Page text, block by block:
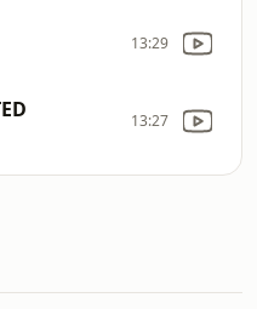
13:29
13:27